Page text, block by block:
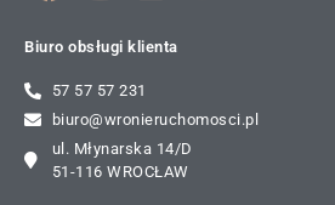
Biuro obsługi klienta
57 57 57 231
biuro@wronieruchomosci.pl
ul. Młynarska 14/D
51-116 WROCŁAW